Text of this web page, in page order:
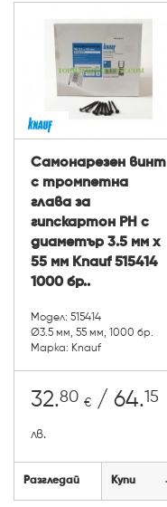
Самонарезен винт
с тромпетна
глава за
гипскартон PH с
диаметър 3.5 мм х
55 мм Knauf 515414
1000 бр..
Модел: 515414
Ø3.5 мм, 55 мм, 1000 бр.
Марка: Knauf
32.80 € / 64.15
лв.
Разгледай Купи